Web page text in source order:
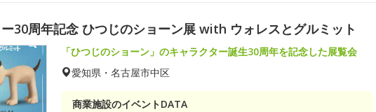
30周年記念 ひつじのショーン展 with ウォレスとグルミット
「ひつじのショーン」のキャラクター誕生30周年を記念した展覧会
愛知県・名古屋市中区
商業施設のイベントDATA